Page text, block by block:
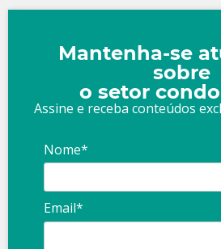
Mantenha-se
sobre
o setor
Assine e receba conteúdos
Nome*
Email*